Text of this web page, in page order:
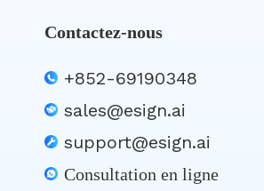
Contactez-nous
+852-69190348
sales@esign.ai
support@esign.ai
Consultation en ligne